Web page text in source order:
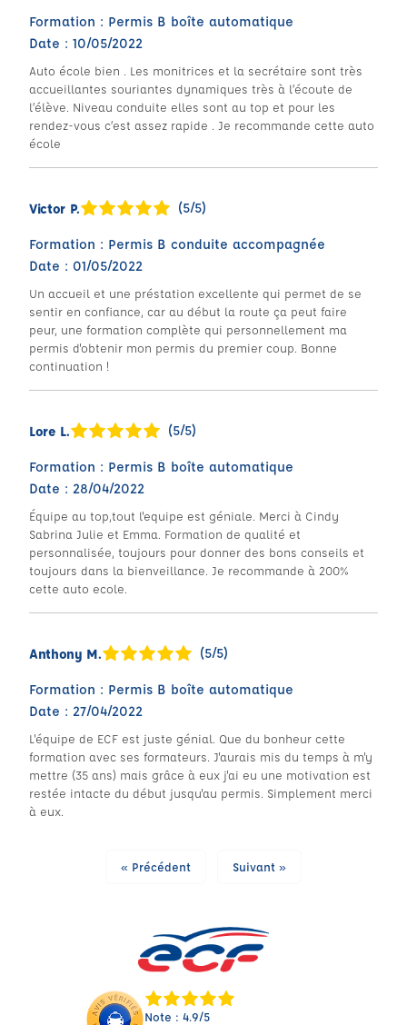
Formation : Permis B boîte automatique
Date : 10/05/2022
Auto école bien . Les monitrices et la secrétaire sont très
accueillantes souriantes dynamiques très à l’écoute de
l’élève. Niveau conduite elles sont au top et pour les
rendez-vous c’est assez rapide . Je recommande cette auto
école
Victor P. (5/5)
Formation : Permis B conduite accompagnée
Date : 01/05/2022
Un accueil et une préstation excellente qui permet de se
sentir en confiance, car au début la route ça peut faire
peur, une formation complète qui personnellement ma
permis d'obtenir mon permis du premier coup. Bonne
continuation !
Lore L. (5/5)
Formation : Permis B boîte automatique
Date : 28/04/2022
Équipe au top,tout l'equipe est géniale. Merci à Cindy
Sabrina Julie et Emma. Formation de qualité et
personnalisée, toujours pour donner des bons conseils et
toujours dans la bienveillance. Je recommande à 200%
cette auto ecole.
Anthony M. (5/5)
Formation : Permis B boîte automatique
Date : 27/04/2022
L'équipe de ECF est juste génial. Que du bonheur cette
formation avec ses formateurs. J'aurais mis du temps à m'y
mettre (35 ans) mais grâce à eux j'ai eu une motivation est
restée intacte du début jusqu'au permis. Simplement merci
à eux.
« Précédent Suivant »
Note : 4.9/5